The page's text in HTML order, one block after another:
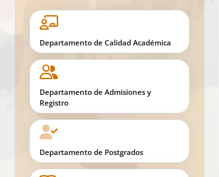
Departamento de Calidad Académica
Departamento de Admisiones y
Registro
Departamento de Postgrados